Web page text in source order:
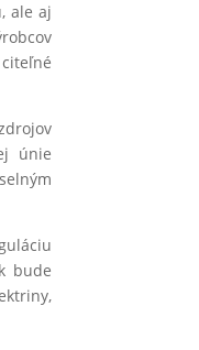
ale aj
únie
bude